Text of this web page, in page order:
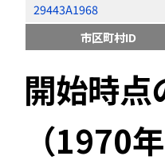
29443A1968
市区町村ID
開始時
（1970